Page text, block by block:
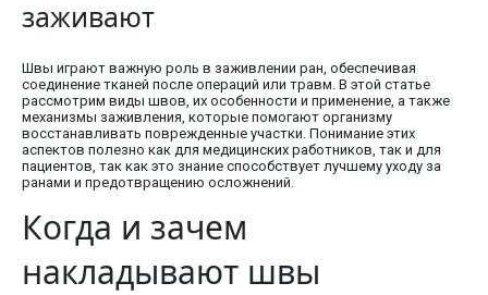
заживают
Швы играют важную роль в заживлении ран, обеспечивая
соединение тканей после операций или травм. В этой статье
рассмотрим виды швов, их особенности и применение, а также
механизмы заживления, которые помогают организму
восстанавливать поврежденные участки. Понимание этих
аспектов полезно как для медицинских работников, так и для
пациентов, так как это знание способствует лучшему уходу за
ранами и предотвращению осложнений.
Когда и зачем
накладывают швы